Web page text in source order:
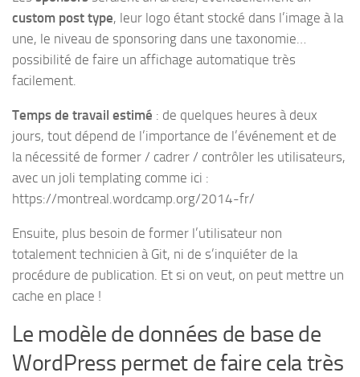
custom post type, leur logo étant stocké dans l’image à la
une, le niveau de sponsoring dans une taxonomie…
possibilité de faire un affichage automatique très
facilement.
Temps de travail estimé : de quelques heures à deux
jours, tout dépend de l’importance de l’événement et de
la nécessité de former / cadrer / contrôler les utilisateurs,
avec un joli templating comme ici :
https://montreal.wordcamp.org/2014-fr/
Ensuite, plus besoin de former l’utilisateur non
totalement technicien à Git, ni de s’inquiéter de la
procédure de publication. Et si on veut, on peut mettre un
cache en place !
Le modèle de données de base de
WordPress permet de faire cela très